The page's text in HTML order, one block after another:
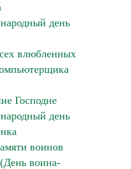
день
влюбленных
Господне
день
воинов
воина-